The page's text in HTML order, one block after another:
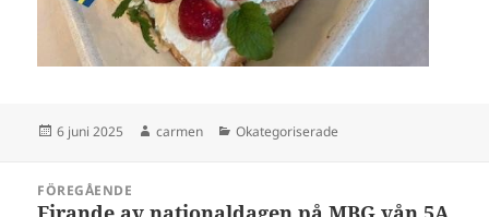
Postat
6 juni 2025 Författare
carmen Kategorier
Okategoriserade
FÖREGÅENDE
Föregående